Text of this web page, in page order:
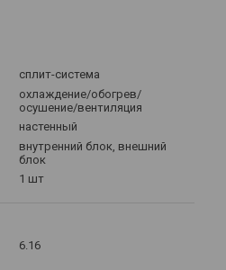
сплит-система
охлаждение/обогрев/
осушение/вентиляция
настенный
внутренний блок, внешний
блок
1 шт
6.16